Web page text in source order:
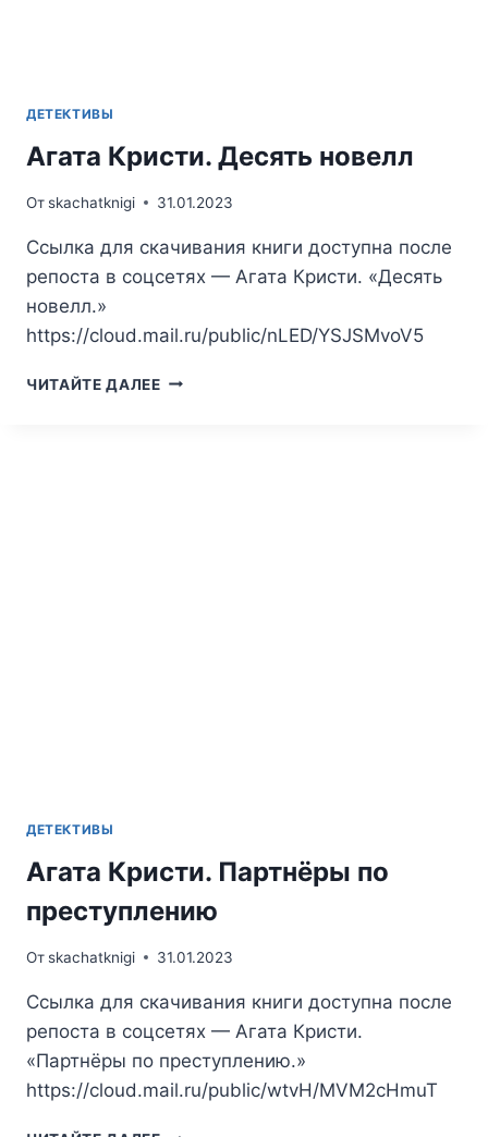
ДЕТЕКТИВЫ
Агата Кристи. Десять новелл
Отskachatknigi 31.01.2023
Ссылка для скачивания книги доступна после
репоста в соцсетях — Агата Кристи. «Десять
новелл.»
https://cloud.mail.ru/public/nLED/YSJSMvoV5
ЧИТАЙТЕ ДАЛЕЕ АГАТА
ДЕТЕКТИВЫ
Агата Кристи. Партнёры по
преступлению
Отskachatknigi 31.01.2023
Ссылка для скачивания книги доступна после
репоста в соцсетях — Агата Кристи.
«Партнёры по преступлению.»
https://cloud.mail.ru/public/wtvH/MVM2cHmuT